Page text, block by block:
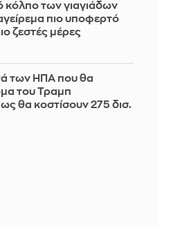
κόλπο των γιαγιάδων
πιο υποφερτό
ζεστές μέρες
των ΗΠΑ που θα
του Τραμπ
θα κοστίσουν 275 δισ.